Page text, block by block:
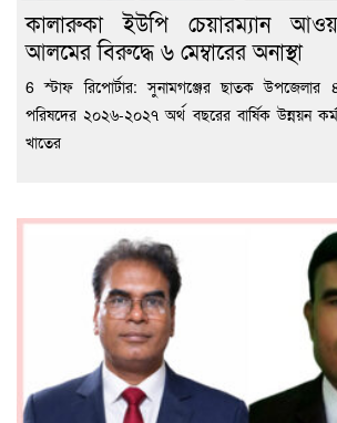
কালারুকা ইউপি চেয়ারম্যান
আলমের বিরুদ্ধে ৬ মেম্বারের অনাস্থা
6 স্টাফ রিপোর্টার: সুনামগঞ্জের ছাতক উপজেলার
পরিষদের ২০২৬-২০২৭ অর্থ বছরের বার্ষিক উন্নয়ন
খাতের